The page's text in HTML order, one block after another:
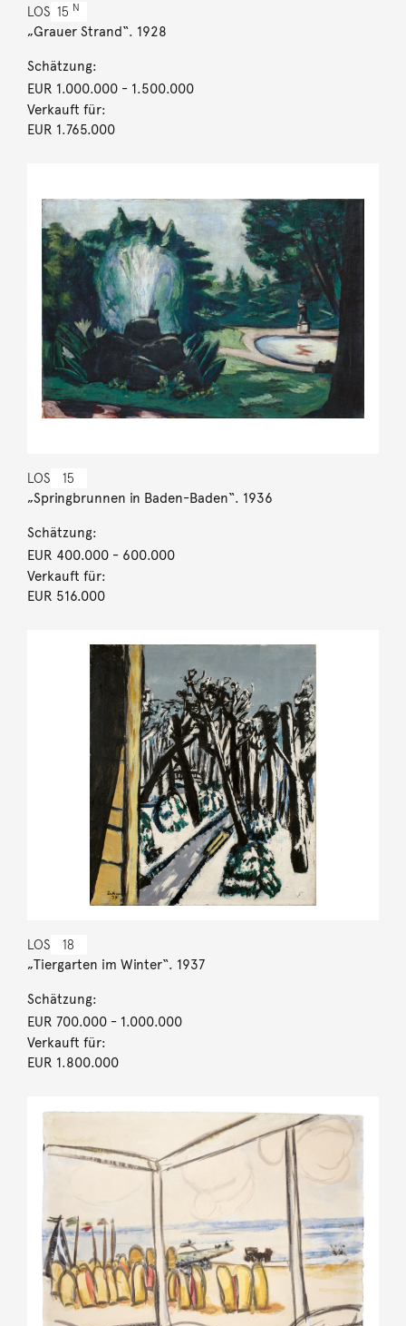
LOS 15 N
„Grauer Strand“. 1928
Schätzung:
EUR 1.000.000- 1.500.000
Verkauft für:
EUR 1.765.000
LOS 15
„Springbrunnen in Baden-Baden“. 1936
Schätzung:
EUR 400.000- 600.000
Verkauft für:
EUR 516.000
LOS 18
„Tiergarten im Winter“. 1937
Schätzung:
EUR 700.000- 1.000.000
Verkauft für:
EUR 1.800.000